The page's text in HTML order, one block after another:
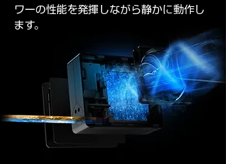
ワーの性能を発揮しながら静かに動作し
ます。